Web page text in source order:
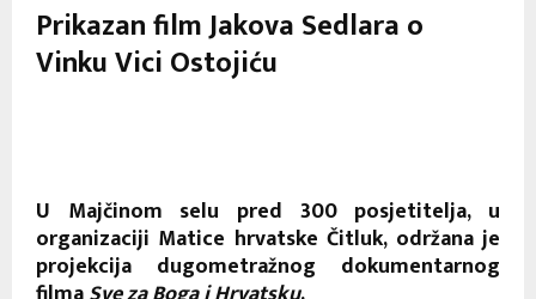
Prikazan film Jakova Sedlara o
Vinku Vici Ostojiću
U Majčinom selu pred 300 posjetitelja, u
organizaciji Matice hrvatske Čitluk, održana je
projekcija dugometražnog dokumentarnog